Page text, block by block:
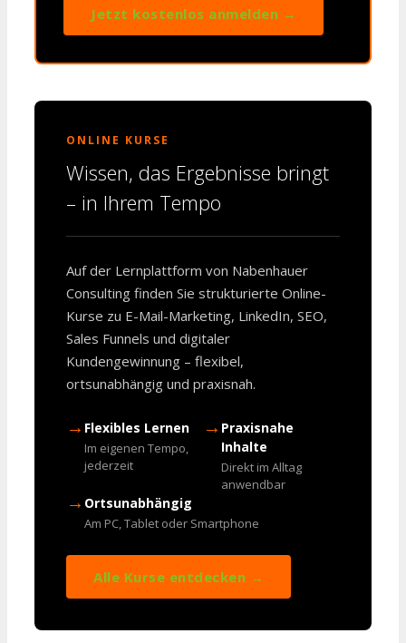
Jetzt kostenlos anmelden →
ONLINE KURSE
Wissen, das Ergebnisse bringt
– in Ihrem Tempo
Auf der Lernplattform von Nabenhauer
Consulting finden Sie strukturierte Online-
Kurse zu E-Mail-Marketing, LinkedIn, SEO,
Sales Funnels und digitaler
Kundengewinnung – flexibel,
ortsunabhängig und praxisnah.
→ Flexibles Lernen
Im eigenen Tempo,
jederzeit
→ Praxisnahe
Inhalte
Direkt im Alltag
anwendbar
→ Ortsunabhängig
Am PC, Tablet oder Smartphone
Alle Kurse entdecken →